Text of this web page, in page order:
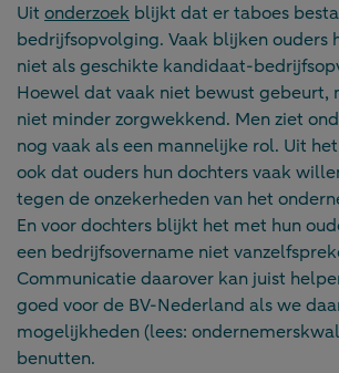
Uit onderzoek blijkt dat er taboes
bedrijfsopvolging. Vaak blijken ouders
niet als geschikte kandidaat-
Hoewel dat vaak niet bewust gebeurt,
niet minder zorgwekkend. Men ziet
nog vaak als een mannelijke rol. Uit
ook dat ouders hun dochters vaak
tegen de onzekerheden van het
En voor dochters blijkt het met hun
een bedrijfsovername niet
Communicatie daarover kan juist
goed voor de BV-Nederland als we
mogelijkheden (lees:
benutten.